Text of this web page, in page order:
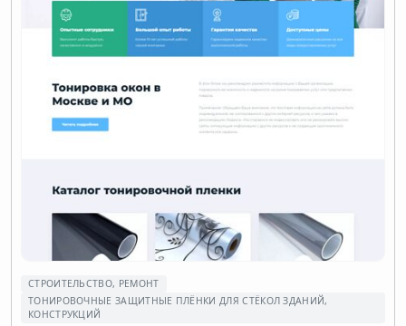
СТРОИТЕЛЬСТВО, РЕМОНТ
ТОНИРОВОЧНЫЕ ЗАЩИТНЫЕ ПЛЁНКИ ДЛЯ СТЁКОЛ ЗДАНИЙ,
КОНСТРУКЦИЙ